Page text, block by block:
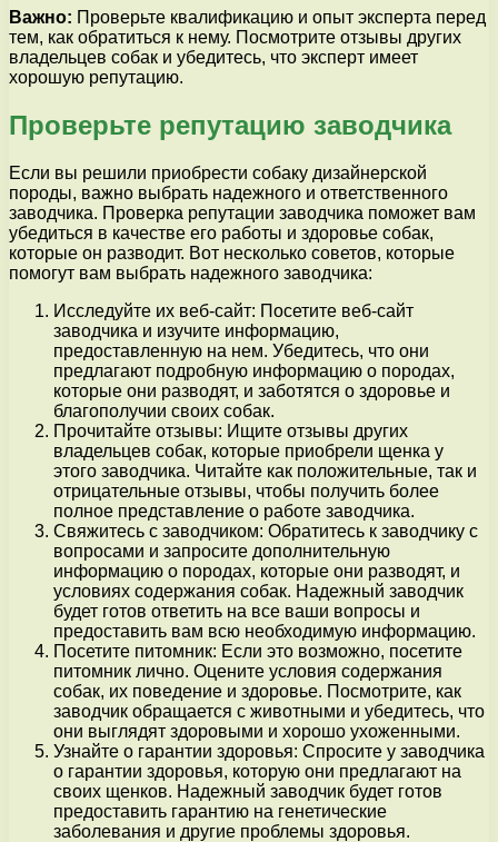
Важно: Проверьте квалификацию и опыт эксперта перед
тем, как обратиться к нему. Посмотрите отзывы других
владельцев собак и убедитесь, что эксперт имеет
хорошую репутацию.
Проверьте репутацию заводчика
Если вы решили приобрести собаку дизайнерской
породы, важно выбрать надежного и ответственного
заводчика. Проверка репутации заводчика поможет вам
убедиться в качестве его работы и здоровье собак,
которые он разводит. Вот несколько советов, которые
помогут вам выбрать надежного заводчика:
Исследуйте их веб-сайт: Посетите веб-сайт
заводчика и изучите информацию,
предоставленную на нем. Убедитесь, что они
предлагают подробную информацию о породах,
которые они разводят, и заботятся о здоровье и
благополучии своих собак.
Прочитайте отзывы: Ищите отзывы других
владельцев собак, которые приобрели щенка у
этого заводчика. Читайте как положительные, так и
отрицательные отзывы, чтобы получить более
полное представление о работе заводчика.
Свяжитесь с заводчиком: Обратитесь к заводчику с
вопросами и запросите дополнительную
информацию о породах, которые они разводят, и
условиях содержания собак. Надежный заводчик
будет готов ответить на все ваши вопросы и
предоставить вам всю необходимую информацию.
Посетите питомник: Если это возможно, посетите
питомник лично. Оцените условия содержания
собак, их поведение и здоровье. Посмотрите, как
заводчик обращается с животными и убедитесь, что
они выглядят здоровыми и хорошо ухоженными.
Узнайте о гарантии здоровья: Спросите у заводчика
о гарантии здоровья, которую они предлагают на
своих щенков. Надежный заводчик будет готов
предоставить гарантию на генетические
заболевания и другие проблемы здоровья.